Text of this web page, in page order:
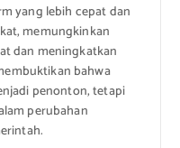
yang lebih cepat dan
memungkinkan
dan meningkatkan
bahwa
penonton, tetapi
perubahan